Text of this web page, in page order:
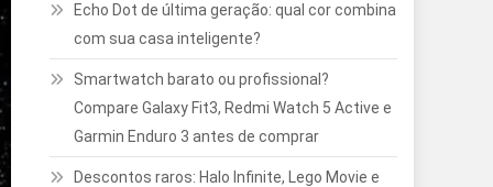
Echo Dot de última geração: qual cor combina
com sua casa inteligente?
Smartwatch barato ou profissional?
Compare Galaxy Fit3, Redmi Watch 5 Active e
Garmin Enduro 3 antes de comprar
Descontos raros: Halo Infinite, Lego Movie e